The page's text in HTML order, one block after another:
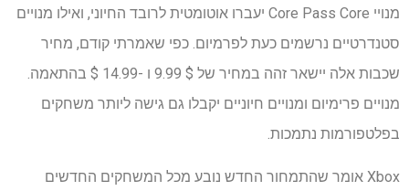
מנויי Core Pass Core יעברו אוטומטית לרובד החיוני, ואילו מנויים
סטנדרטיים נרשמים כעת לפרמיום. כפי שאמרתי קודם, מחיר
שכבות אלה יישאר זהה במחיר של $ 9.99 ו -14.99 $ בהתאמה.
מנויים פרימיום ומנויים חיוניים יקבלו גם גישה ליותר משחקים
בפלטפורמות נתמכות.
Xbox אומר שהתמחור החדש נובע מכל המשחקים החדשים